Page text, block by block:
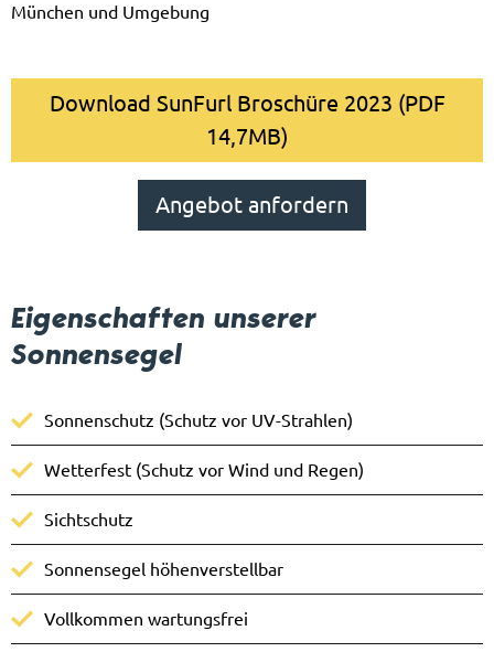
München und Umgebung
Download SunFurl Broschüre 2023 (PDF
14,7MB)
Angebot anfordern
Eigenschaften unserer
Sonnensegel
Sonnenschutz (Schutz vor UV-Strahlen)
Wetterfest (Schutz vor Wind und Regen)
Sichtschutz
Sonnensegel höhenverstellbar
Vollkommen wartungsfrei